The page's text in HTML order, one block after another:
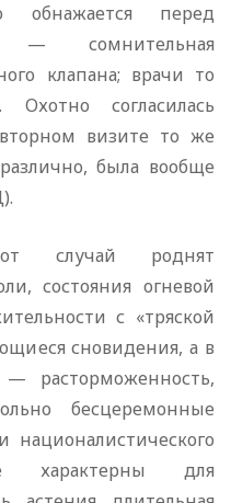
обнажается перед
— сомнительная
клапана; врачи то
согласилась
визите то же
была вообще
случай роднят
состояния огневой
с «тряской
сновидения, а в
расторможенность,
бесцеремонные
характерны для